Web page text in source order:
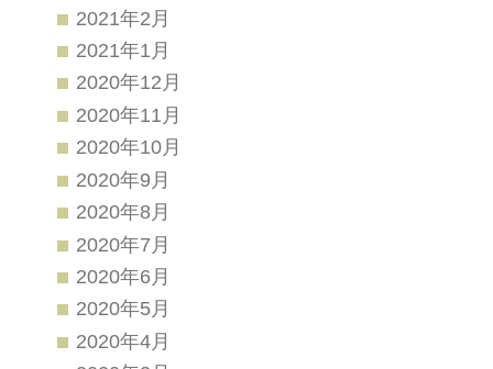
2021年2月
2021年1月
2020年12月
2020年11月
2020年10月
2020年9月
2020年8月
2020年7月
2020年6月
2020年5月
2020年4月